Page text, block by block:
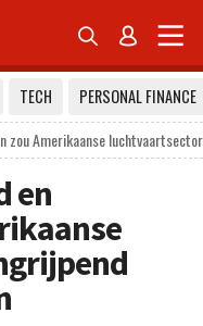
 
TECH
PERSONAL FINANCE
zou Amerikaanse
en